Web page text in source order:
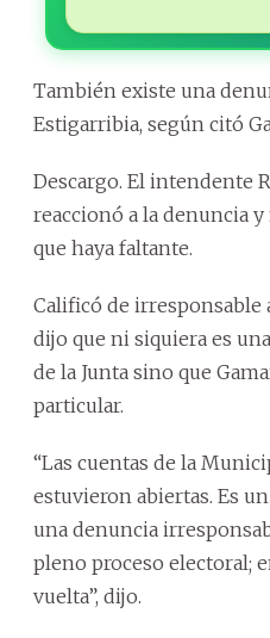
También existe una
Estigarribia, según citó
Descargo. El intendente
reaccionó a la denuncia
que haya faltante.
Calificó de irresponsable
dijo que ni siquiera es
de la Junta sino que
particular.
“Las cuentas de la
estuvieron abiertas. Es
una denuncia
pleno proceso electoral;
vuelta”, dijo.